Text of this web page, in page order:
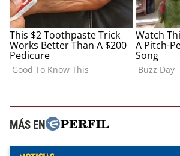
MÁS EN